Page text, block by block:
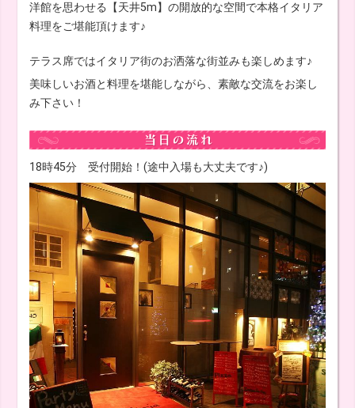
洋館を思わせる【天井5m】の開放的な空間で本格イタリア
料理をご堪能頂けます♪
テラス席ではイタリア街のお洒落な街並みも楽しめます♪
美味しいお酒と料理を堪能しながら、素敵な交流をお楽し
み下さい！
18時45分 受付開始！(途中入場も大丈夫です♪)